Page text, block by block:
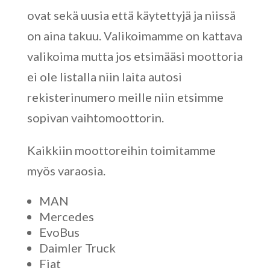
ovat sekä uusia että käytettyjä ja niissä
on aina takuu. Valikoimamme on kattava
valikoima mutta jos etsimääsi moottoria
ei ole listalla niin laita autosi
rekisterinumero meille niin etsimme
sopivan vaihtomoottorin.
Kaikkiin moottoreihin toimitamme
myös varaosia.
MAN
Mercedes
EvoBus
Daimler Truck
Fiat